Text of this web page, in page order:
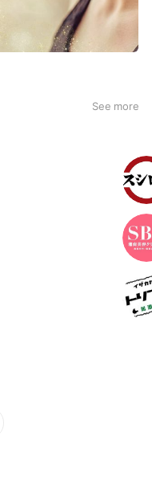
See more